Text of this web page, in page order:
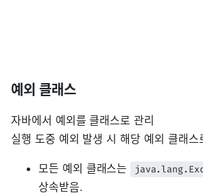
예외 클래스
자바에서 예외를 클래스로 관리
실행 도중 예외 발생 시 해당 예외 클래스
모든 예외 클래스는
상속받음.